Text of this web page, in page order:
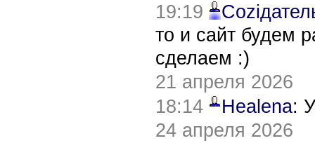
19:19
то и сайт будем
сделаем :)
21 апреля 2026
18:14
Healena:
24 апреля 2026